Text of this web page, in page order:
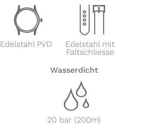
w
Edelstahl PVD
x
Edelstahl mit
Faltschliesse
Wasserdicht
z
20 bar (200m)